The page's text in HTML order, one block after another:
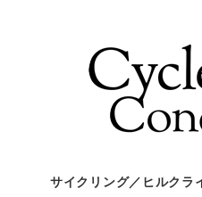
サイクリング／ヒルクラ